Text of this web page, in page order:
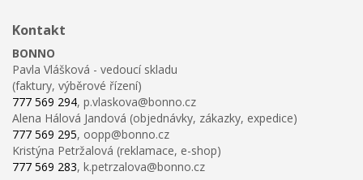
Kontakt
BONNO
Pavla Vlášková - vedoucí skladu
(faktury, výběrové řízení)
777 569 294, p.vlaskova@bonno.cz
Alena Hálová Jandová (objednávky, zákazky, expedice)
777 569 295, oopp@bonno.cz
Kristýna Petržalová (reklamace, e-shop)
777 569 283, k.petrzalova@bonno.cz